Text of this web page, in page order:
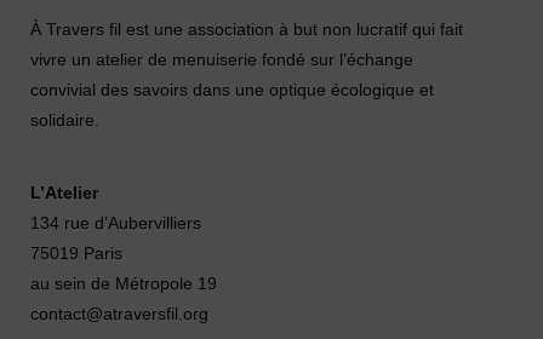
À Travers fil est une association à but non lucratif qui fait
vivre un atelier de menuiserie fondé sur l’échange
convivial des savoirs dans une optique écologique et
solidaire.
L’Atelier
134 rue d’Aubervilliers
75019 Paris
au sein de Métropole 19
contact@atraversfil.org